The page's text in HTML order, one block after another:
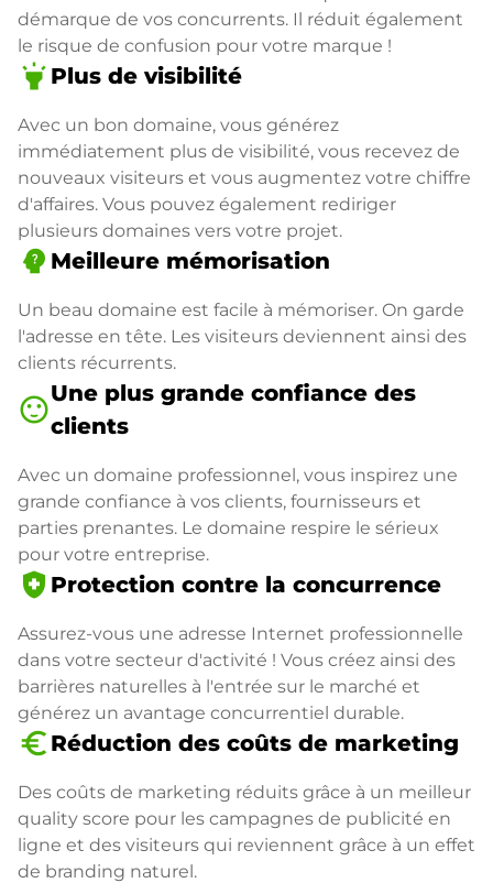
démarque de vos concurrents. Il réduit également
le risque de confusion pour votre marque !
highlight Plus de visibilité
Avec un bon domaine, vous générez
immédiatement plus de visibilité, vous recevez de
nouveaux visiteurs et vous augmentez votre chiffre
d'affaires. Vous pouvez également rediriger
plusieurs domaines vers votre projet.
psychology_alt Meilleure mémorisation
Un beau domaine est facile à mémoriser. On garde
l'adresse en tête. Les visiteurs deviennent ainsi des
clients récurrents.
sentiment_satisfiedUne plus grande confiance des
clients
Avec un domaine professionnel, vous inspirez une
grande confiance à vos clients, fournisseurs et
parties prenantes. Le domaine respire le sérieux
pour votre entreprise.
health_and_safety Protection contre la concurrence
Assurez-vous une adresse Internet professionnelle
dans votre secteur d'activité ! Vous créez ainsi des
barrières naturelles à l'entrée sur le marché et
générez un avantage concurrentiel durable.
euro_symbol Réduction des coûts de marketing
Des coûts de marketing réduits grâce à un meilleur
quality score pour les campagnes de publicité en
ligne et des visiteurs qui reviennent grâce à un effet
de branding naturel.